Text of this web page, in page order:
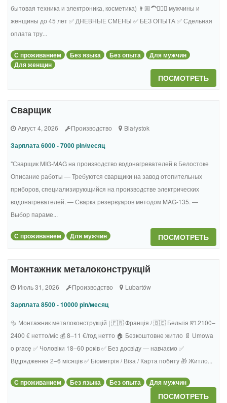
бытовая техника и электроника, косметика) 👩🏼‍🦱🧔🏻‍♂️ мужчины и
женщины до 45 лет ✅ ДНЕВНЫЕ СМЕНЫ ✅ БЕЗ ОПЫТА ✅ Сдельная
оплата тру...
С проживанием Без языка Без опыта
Для мужчин
Для женщин
ПОСМОТРЕТЬ
Сварщик
Август 4, 2026 Производство Białystok
Зарплата 6000 - 7000 pln/месяц
"Сварщик MIG-MAG на производство водонагревателей в Белостоке
Описание работы — Требуются сварщики на завод отопительных
приборов, специализирующийся на производстве электрических
водонагревателей. — Сварка резервуаров методом MAG-135. —
Выбор параме...
С проживанием Для мужчин ПОСМОТРЕТЬ
Монтажник металоконструкцій
Июль 31, 2026 Производство Lubartów
Зарплата 8500 - 10000 pln/месяц
🔩 Монтажник металоконструкцій | 🇫🇷 Франція / 🇧🇪 Бельгія 💶 2100–
2400 € нетто/міс 💰 8–11 €/год нетто 🏠 Безкоштовне житло 📄 Umowa
o pracę ✅ Чоловіки 18–60 років ✅ Без досвіду — навчаємо ✅
Відрядження 2–6 місяців ✅ Біометрія / Віза / Карта побиту 🎁 Житло...
С проживанием Без языка Без опыта Для мужчин
ПОСМОТРЕТЬ